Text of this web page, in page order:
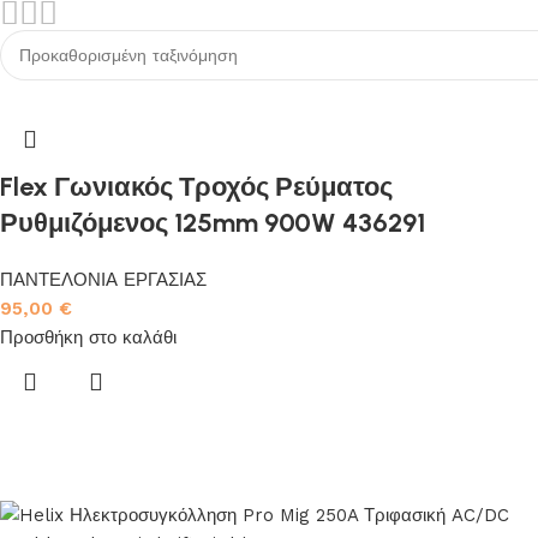
Flex Γωνιακός Τροχός Ρεύματος
Ρυθμιζόμενος 125mm 900W 436291
ΠΑΝΤΕΛΟΝΙΑ ΕΡΓΑΣΙΑΣ
95,00 €
Προσθήκη στο καλάθι